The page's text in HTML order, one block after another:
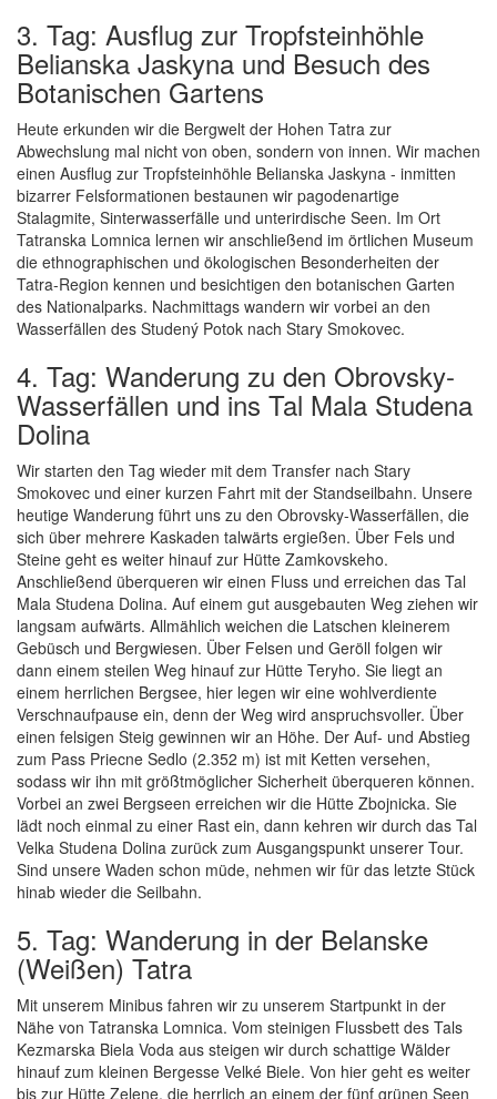
3. Tag: Ausflug zur Tropfsteinhöhle
Belianska Jaskyna und Besuch des
Botanischen Gartens
Heute erkunden wir die Bergwelt der Hohen Tatra zur
Abwechslung mal nicht von oben, sondern von innen. Wir machen
einen Ausflug zur Tropfsteinhöhle Belianska Jaskyna - inmitten
bizarrer Felsformationen bestaunen wir pagodenartige
Stalagmite, Sinterwasserfälle und unterirdische Seen. Im Ort
Tatranska Lomnica lernen wir anschließend im örtlichen Museum
die ethnographischen und ökologischen Besonderheiten der
Tatra-Region kennen und besichtigen den botanischen Garten
des Nationalparks. Nachmittags wandern wir vorbei an den
Wasserfällen des Studený Potok nach Stary Smokovec.
4. Tag: Wanderung zu den Obrovsky-
Wasserfällen und ins Tal Mala Studena
Dolina
Wir starten den Tag wieder mit dem Transfer nach Stary
Smokovec und einer kurzen Fahrt mit der Standseilbahn. Unsere
heutige Wanderung führt uns zu den Obrovsky-Wasserfällen, die
sich über mehrere Kaskaden talwärts ergießen. Über Fels und
Steine geht es weiter hinauf zur Hütte Zamkovskeho.
Anschließend überqueren wir einen Fluss und erreichen das Tal
Mala Studena Dolina. Auf einem gut ausgebauten Weg ziehen wir
langsam aufwärts. Allmählich weichen die Latschen kleinerem
Gebüsch und Bergwiesen. Über Felsen und Geröll folgen wir
dann einem steilen Weg hinauf zur Hütte Teryho. Sie liegt an
einem herrlichen Bergsee, hier legen wir eine wohlverdiente
Verschnaufpause ein, denn der Weg wird anspruchsvoller. Über
einen felsigen Steig gewinnen wir an Höhe. Der Auf- und Abstieg
zum Pass Priecne Sedlo (2.352 m) ist mit Ketten versehen,
sodass wir ihn mit größtmöglicher Sicherheit überqueren können.
Vorbei an zwei Bergseen erreichen wir die Hütte Zbojnicka. Sie
lädt noch einmal zu einer Rast ein, dann kehren wir durch das Tal
Velka Studena Dolina zurück zum Ausgangspunkt unserer Tour.
Sind unsere Waden schon müde, nehmen wir für das letzte Stück
hinab wieder die Seilbahn.
5. Tag: Wanderung in der Belanske
(Weißen) Tatra
Mit unserem Minibus fahren wir zu unserem Startpunkt in der
Nähe von Tatranska Lomnica. Vom steinigen Flussbett des Tals
Kezmarska Biela Voda aus steigen wir durch schattige Wälder
hinauf zum kleinen Bergesse Velké Biele. Von hier geht es weiter
bis zur Hütte Zelene, die herrlich an einem der fünf grünen Seen